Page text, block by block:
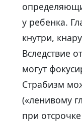
у ребенка.
кнутри,
Вследствие
могут
Страбизм
(«ленивому
при